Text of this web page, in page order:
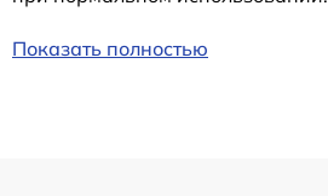
Показать полностью